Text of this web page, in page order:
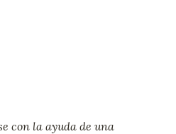
con la ayuda de una